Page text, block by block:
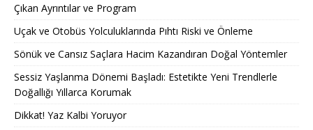
Çıkan Ayrıntılar ve Program
Uçak ve Otobüs Yolculuklarında Pıhtı Riski ve Önleme
Sönük ve Cansız Saçlara Hacim Kazandıran Doğal Yöntemler
Sessiz Yaşlanma Dönemi Başladı: Estetikte Yeni Trendlerle
Doğallığı Yıllarca Korumak
Dikkat! Yaz Kalbi Yoruyor